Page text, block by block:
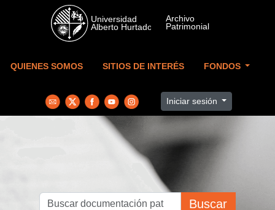
Skip to main content
QUIENES SOMOS SITIOS DE INTERÉS FONDOS
Iniciar sesión
Buscar